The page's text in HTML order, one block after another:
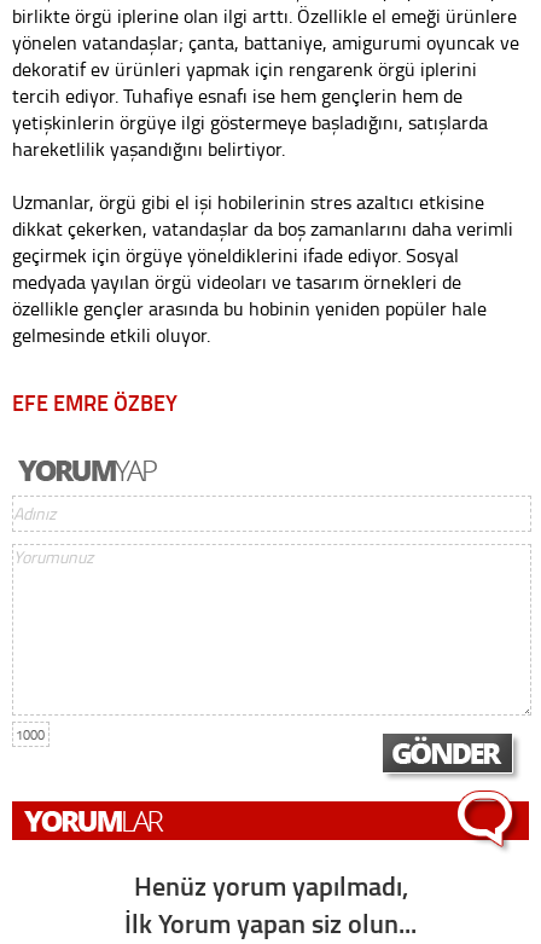
birlikte örgü iplerine olan ilgi arttı. Özellikle el emeği ürünlere
yönelen vatandaşlar; çanta, battaniye, amigurumi oyuncak ve
dekoratif ev ürünleri yapmak için rengarenk örgü iplerini
tercih ediyor. Tuhafiye esnafı ise hem gençlerin hem de
yetişkinlerin örgüye ilgi göstermeye başladığını, satışlarda
hareketlilik yaşandığını belirtiyor.
Uzmanlar, örgü gibi el işi hobilerinin stres azaltıcı etkisine
dikkat çekerken, vatandaşlar da boş zamanlarını daha verimli
geçirmek için örgüye yöneldiklerini ifade ediyor. Sosyal
medyada yayılan örgü videoları ve tasarım örnekleri de
özellikle gençler arasında bu hobinin yeniden popüler hale
gelmesinde etkili oluyor.
EFE EMRE ÖZBEY
1000
Henüz yorum yapılmadı,
İlk Yorum yapan siz olun...